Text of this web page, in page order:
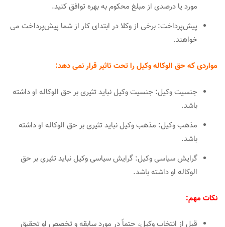
مورد یا درصدی از مبلغ محکوم به بهره توافق کنید.
پیش‌پرداخت: برخی از وکلا در ابتدای کار از شما پیش‌پرداخت می
خواهند.
مواردی که حق الوکاله وکیل را تحت تاثیر قرار نمی دهد:
جنسیت وکیل: جنسیت وکیل نباید تثیری بر حق الوکاله او داشته
باشد.
مذهب وکیل: مذهب وکیل نباید تثیری بر حق الوکاله او داشته
باشد.
گرایش سیاسی وکیل: گرایش سیاسی وکیل نباید تثیری بر حق
الوکاله او داشته باشد.
نکات مهم:
قبل از انتخاب وکیل، حتماً در مورد سابقه و تخصص او تحقیق